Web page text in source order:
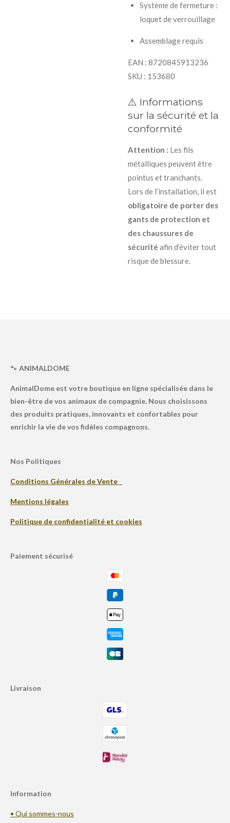
Système de fermeture :
loquet de verrouillage
Assemblage requis
EAN : 8720845913236
SKU : 153680
⚠️ Informations
sur la sécurité et la
conformité
Attention : Les fils
métalliques peuvent être
pointus et tranchants.
Lors de l’installation, il est
obligatoire de porter des
gants de protection et
des chaussures de
sécurité afin d’éviter tout
risque de blessure.
🐾 ANIMALDOME
AnimalDome est votre boutique en ligne spécialisée dans le
bien-être de vos animaux de compagnie. Nous choisissons
des produits pratiques, innovants et confortables pour
enrichir la vie de vos fidèles compagnons.
Nos Politiques
Conditions Générales de Vente
Mentions légales
Politique de confidentialité et cookies
Paiement sécurisé
Livraison
Information
• Qui sommes-nous